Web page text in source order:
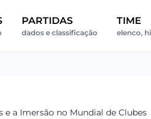
PARTIDAS
dados e classificação
TIME
elenco,
e a Imersão no Mundial de Clubes